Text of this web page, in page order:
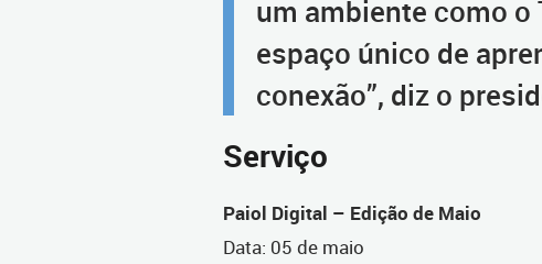
um ambiente como o
espaço único de
conexão”, diz o
Serviço
Paiol Digital – Edição de Maio
Data: 05 de maio